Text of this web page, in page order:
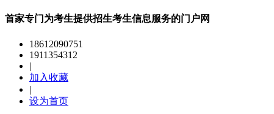
首家专门为考生提供招生考生信息服务的门户网
18612090751
1911354312
|
加入收藏
|
设为首页